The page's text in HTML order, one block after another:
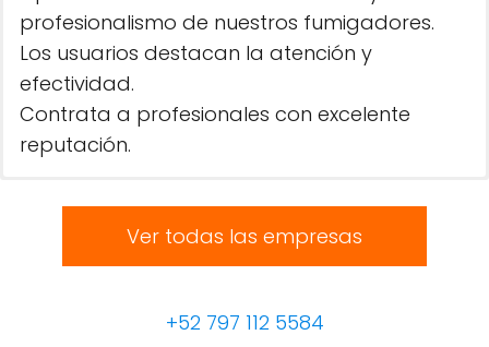
profesionalismo de nuestros fumigadores.
Los usuarios destacan la atención y
efectividad.
Contrata a profesionales con excelente
reputación.
Ver todas las empresas
+52 797 112 5584